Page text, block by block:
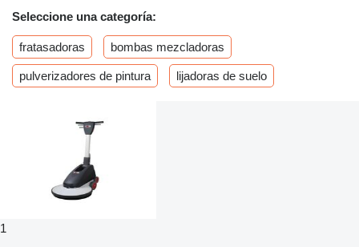
Seleccione una categoría:
fratasadoras bombas mezcladoras
pulverizadores de pintura lijadoras de suelo
1